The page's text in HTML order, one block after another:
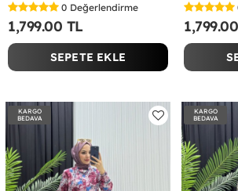
0 Değerlendirme
1,799.00 TL
SEPETE EKLE
KARGO
BEDAVA
KARGO
BEDAVA